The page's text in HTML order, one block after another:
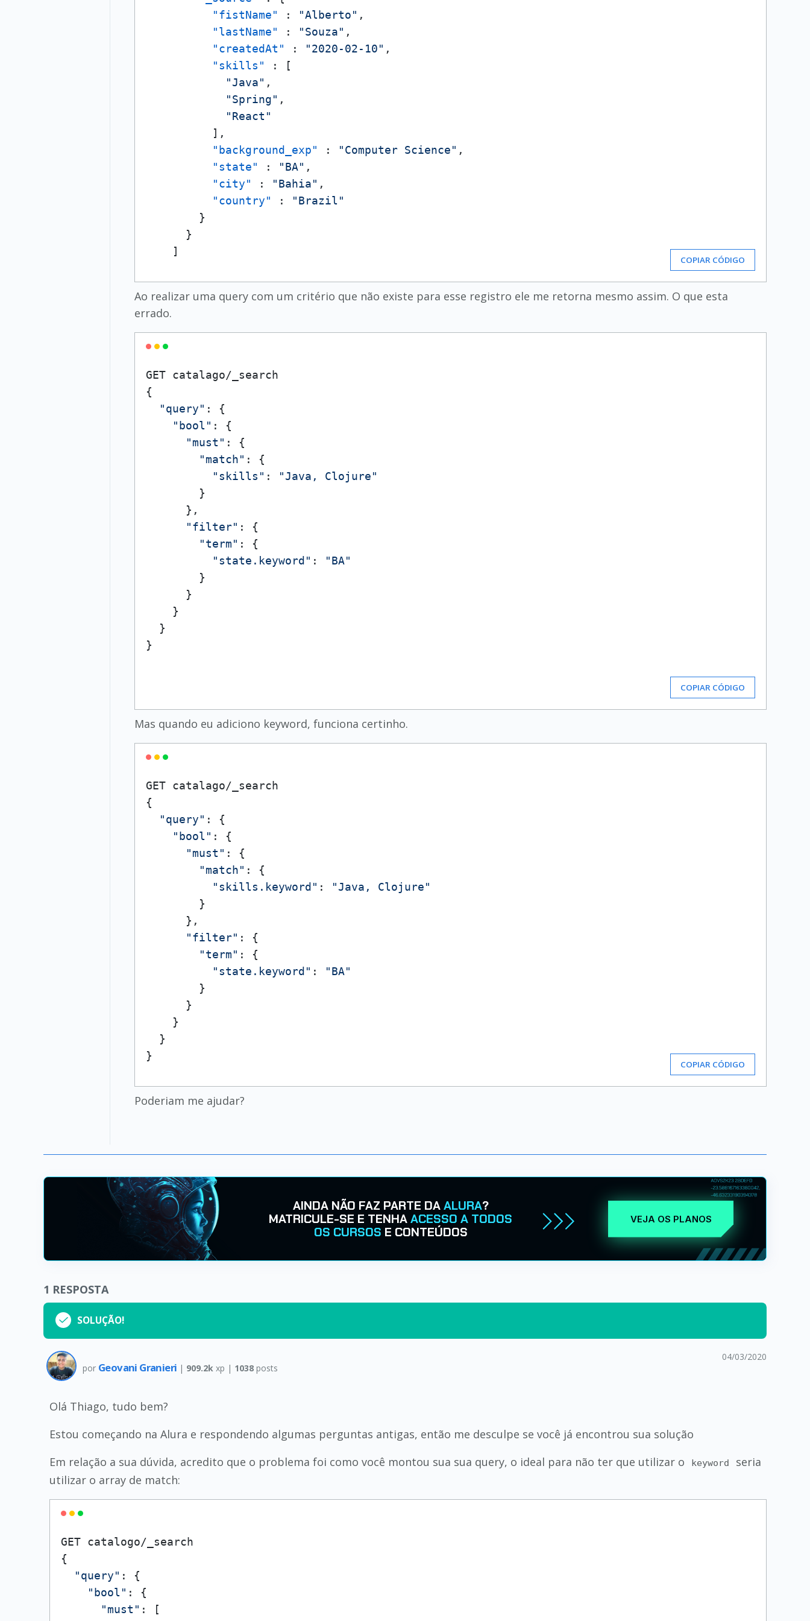
"fistName"
: "Alberto" ,
"lastName"
: "Souza" ,
"createdAt"
: "2020-02-10" ,
"skills"
:
[
"Java" ,
"Spring" ,
"React"
] ,
"background_exp"
: "Computer Science" ,
"state"
: "BA" ,
"city"
: "Bahia" ,
"country"
:
"Brazil"
}
}
]
COPIAR CÓDIGO
Ao realizar uma query com um critério que não existe para esse registro ele me retorna mesmo assim. O que esta
errado.
GET catalago/_search
{
"query" : {
"bool" : {
"must" : {
"match" : {
"skills" :
"Java, Clojure"
        }
      },
"filter" : {
"term" : {
"state.keyword" :
"BA"
        }
      }
    }
  }
}
COPIAR CÓDIGO
Mas quando eu adiciono keyword, funciona certinho.
GET catalago/_search
{
"query" : {
"bool" : {
"must" : {
"match" : {
"skills.keyword" :
"Java, Clojure"
        }
      },
"filter" : {
"term" : {
"state.keyword" :
"BA"
        }
      }
    }
  }
}
COPIAR CÓDIGO
Poderiam me ajudar?
AINDA NÃO FAZ PARTE DAALURA?
MATRICULE-SE E TENHAACESSO A TODOS
OS CURSOS E CONTEÚDOS
VEJA OS PLANOS
1 RESPOSTA
SOLUÇÃO!
por Geovani Granieri | 909.2k xp | 1038posts
04/03/2020
Olá Thiago, tudo bem?
Estou começando na Alura e respondendo algumas perguntas antigas, então me desculpe se você já encontrou sua solução
Em relação a sua dúvida, acredito que o problema foi como você montou sua sua query, o ideal para não ter que utilizar o
keyword
seria
utilizar o array de match:
GET catalogo/_search
{
"query" : {
"bool" : {
"must" : [